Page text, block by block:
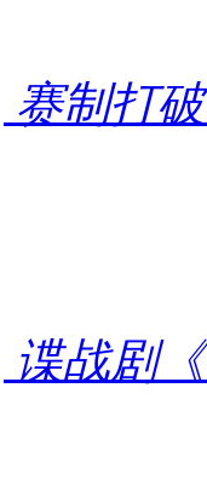
赛制打
谍战剧